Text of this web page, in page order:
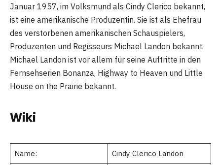
Januar 1957, im Volksmund als Cindy Clerico bekannt,
ist eine amerikanische Produzentin. Sie ist als Ehefrau
des verstorbenen amerikanischen Schauspielers,
Produzenten und Regisseurs Michael Landon bekannt.
Michael Landon ist vor allem für seine Auftritte in den
Fernsehserien Bonanza, Highway to Heaven und Little
House on the Prairie bekannt.
Wiki
Name: Cindy Clerico Landon